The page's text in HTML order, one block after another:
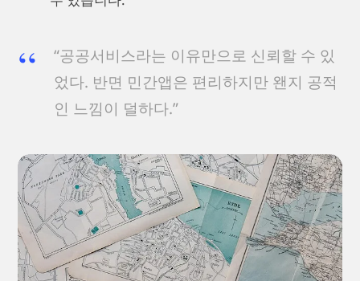
“공공서비스라는 이유만으로 신뢰할 수 있
었다. 반면 민간앱은 편리하지만 왠지 공적
인 느낌이 덜하다.”